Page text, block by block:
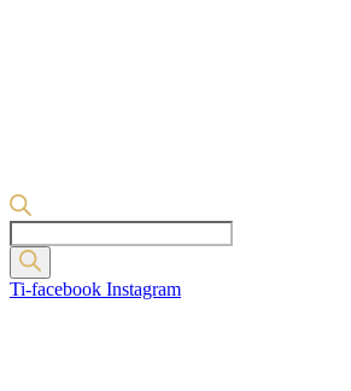
Products
search
Ti-facebook Instagram